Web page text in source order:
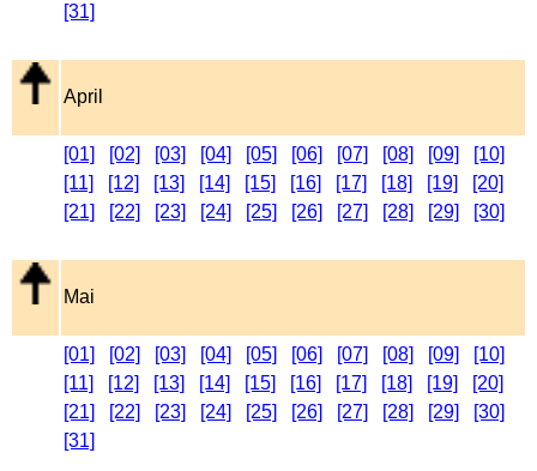
[31]
April
[01] [02] [03] [04] [05] [06] [07] [08] [09]
[10]
[11]
[12] [13] [14] [15] [16] [17] [18] [19]
[20]
[21]
[22] [23] [24] [25] [26] [27] [28] [29] [30]
Mai
[01] [02] [03] [04] [05] [06] [07] [08] [09]
[10]
[11]
[12] [13] [14] [15] [16] [17] [18] [19]
[20]
[21]
[22] [23] [24] [25] [26] [27] [28] [29]
[30]
[31]